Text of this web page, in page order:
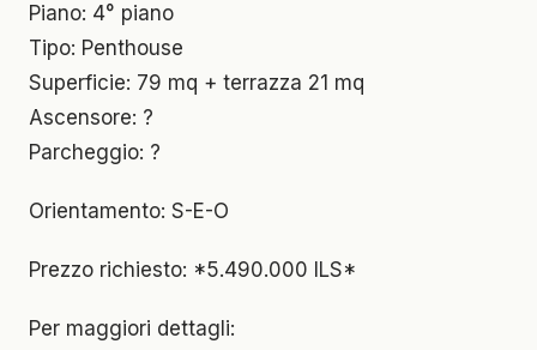
Piano: 4° piano
Tipo: Penthouse
Superficie: 79 mq + terrazza 21 mq
Ascensore: ?
Parcheggio: ?
Orientamento: S-E-O
Prezzo richiesto: *5.490.000 ILS*
Per maggiori dettagli: